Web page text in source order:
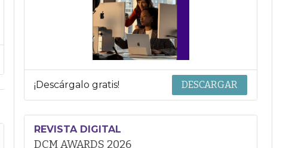
¡Descárgalo gratis! DESCARGAR
REVISTA DIGITAL
DCM AWARDS 2026